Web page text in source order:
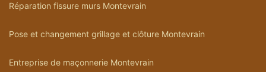
Réparation fissure murs Montevrain
Pose et changement grillage et clôture Montevrain
Entreprise de maçonnerie Montevrain